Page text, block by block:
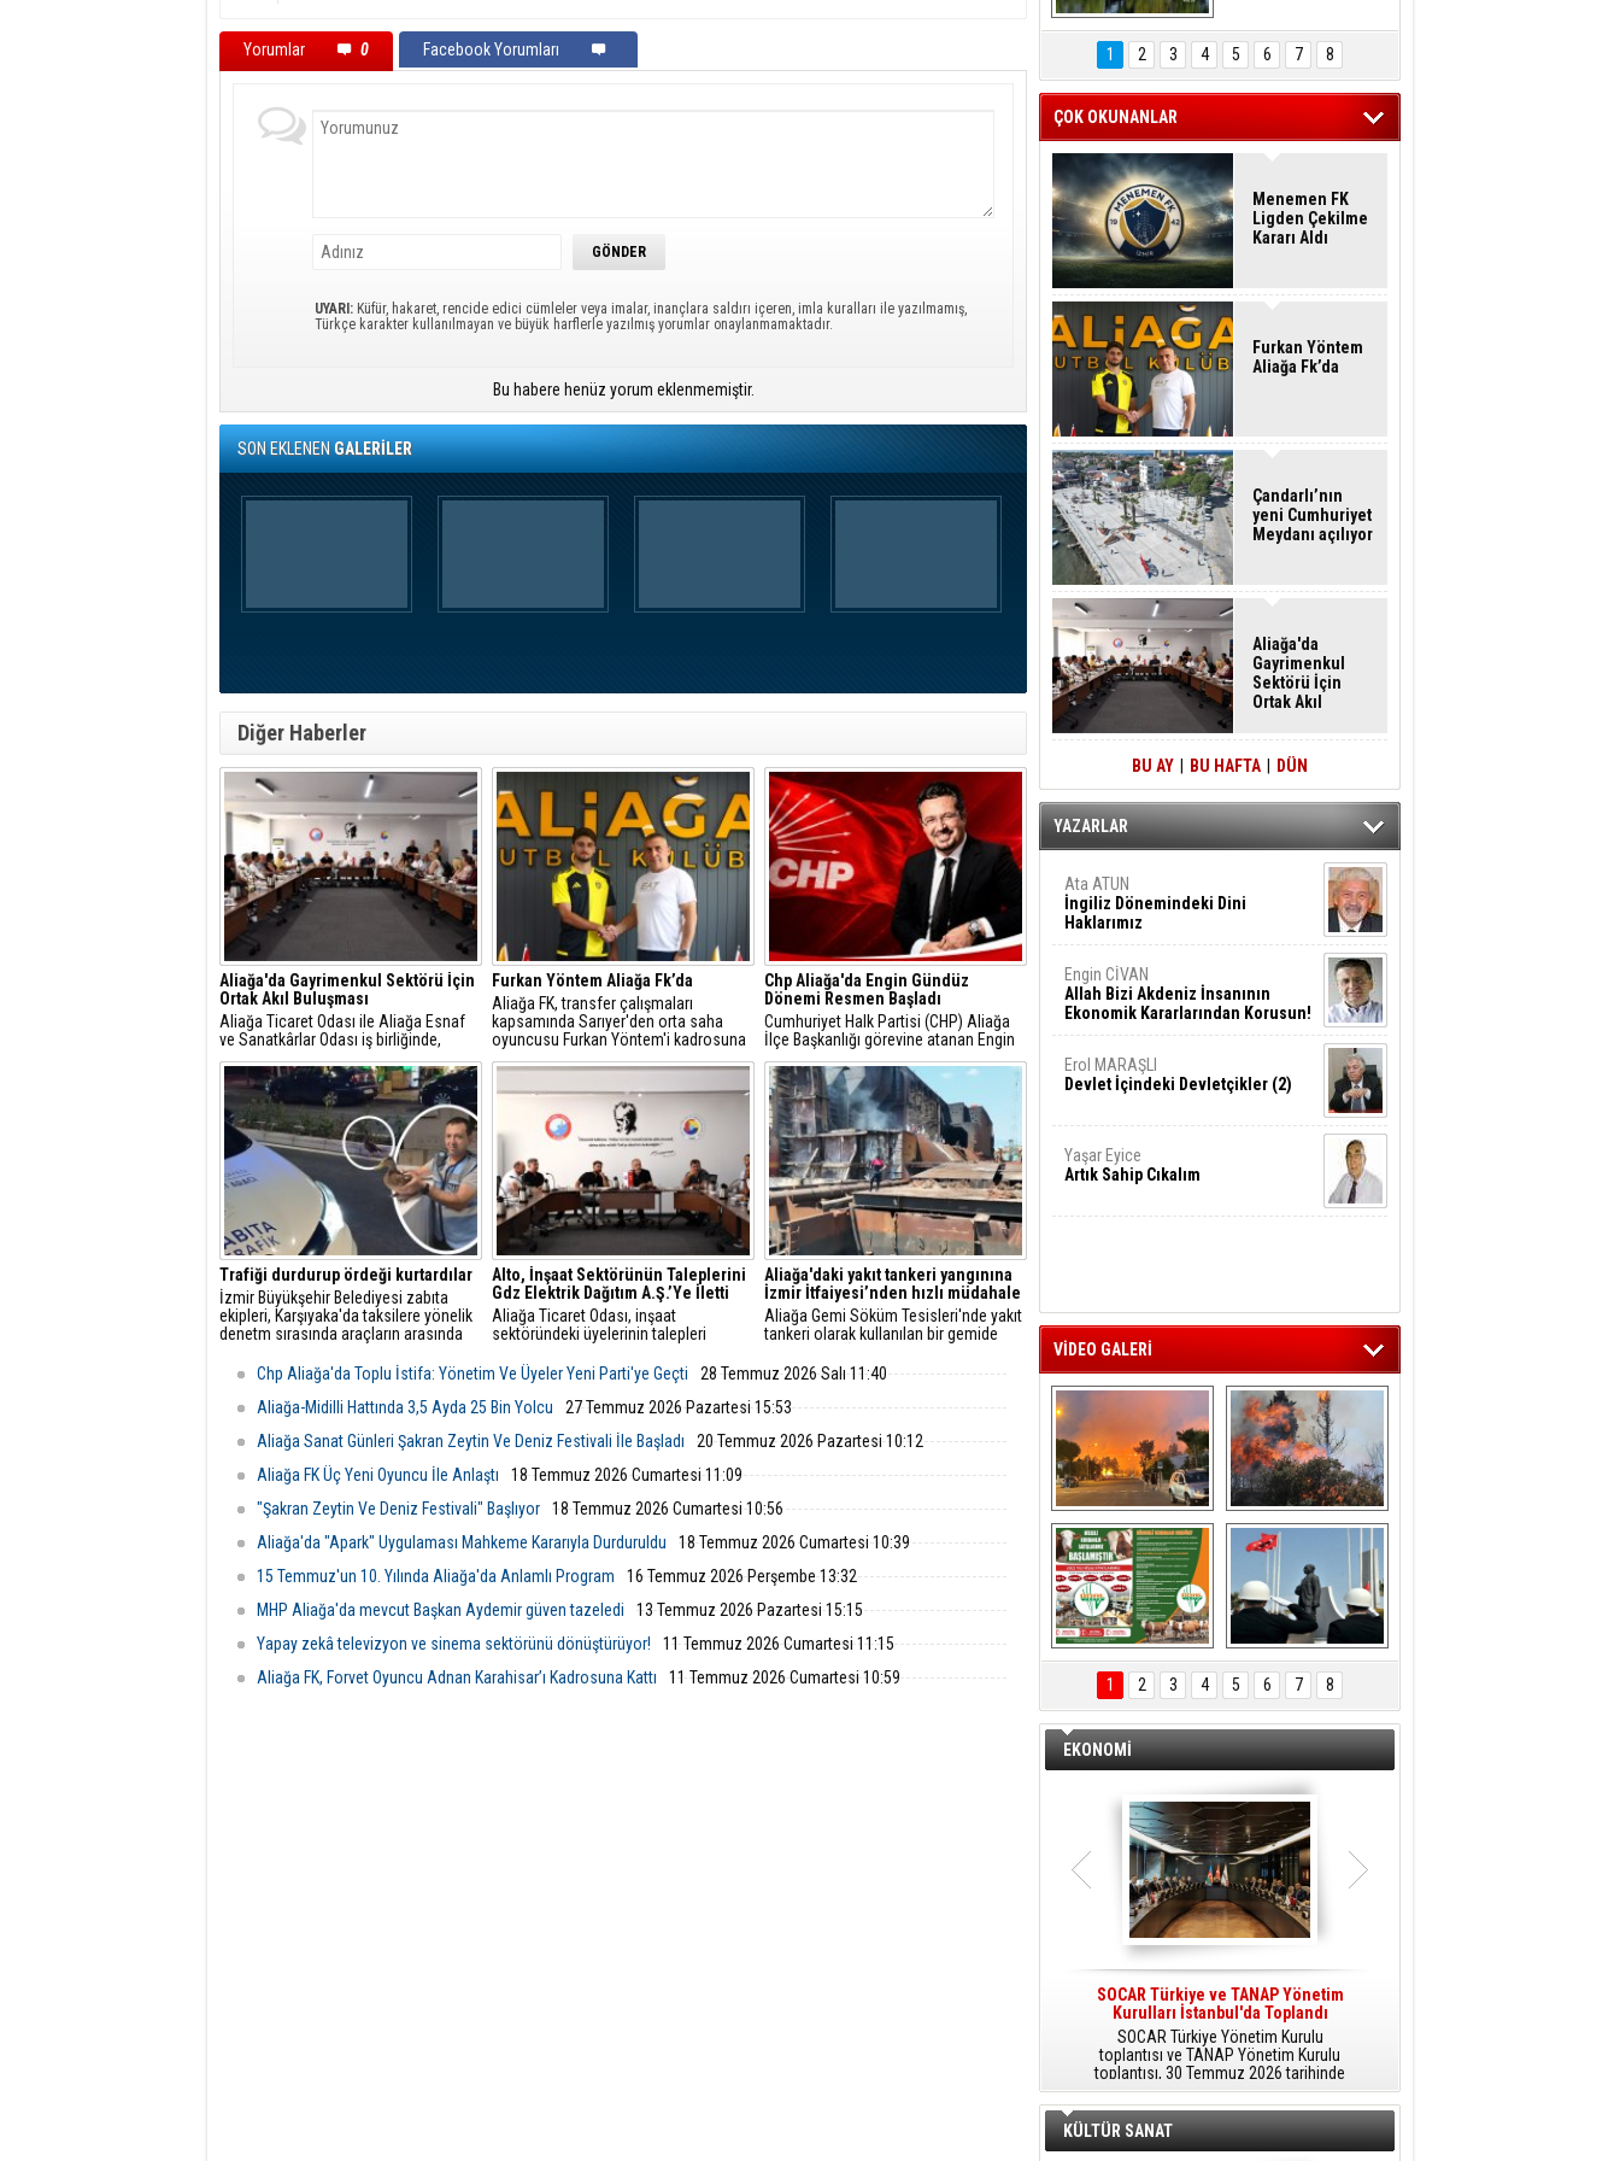
Yorumlar 0 Facebook Yorumları
UYARI: Küfür, hakaret, rencide edici cümleler veya imalar, inançlara saldırı içeren, imla kuralları ile yazılmamış,
Türkçe karakter kullanılmayan ve büyük harflerle yazılmış yorumlar onaylanmamaktadır.
Bu habere henüz yorum eklenmemiştir.
SON EKLENENGALERİLER
Diğer Haberler
Aliağa'da Gayrimenkul Sektörü İçin
Ortak Akıl Buluşması
Aliağa Ticaret Odası ile Aliağa Esnaf
ve Sanatkârlar Odası iş birliğinde,
ilçede faaliyet gösteren gayrimenkul
danışmanlarıyla sektörel istişare
toplantısı gerçekleştirildi.
Furkan Yöntem Aliağa Fk’da
​Aliağa FK, transfer çalışmaları
kapsamında Sarıyer'den orta saha
oyuncusu Furkan Yöntem'i kadrosuna
dâhil etti.
Chp Aliağa'da Engin Gündüz
Dönemi Resmen Başladı
Cumhuriyet Halk Partisi (CHP) Aliağa
İlçe Başkanlığı görevine atanan Engin
Gündüz, sosyal medya hesabından
yaptığı açıklamayla yeni döneme ilişkin
mesajlar verdi.
Trafiği durdurup ördeği kurtardılar
İzmir Büyükşehir Belediyesi zabıta
ekipleri, Karşıyaka'da taksilere yönelik
denetm sırasında araçların arasında
trafiği durdurdu.
Alto, İnşaat Sektörünün Taleplerini
Gdz Elektrik Dağıtım A.Ş.’Ye İletti
Aliağa Ticaret Odası, inşaat
sektöründeki üyelerinin talepleri
yetkilileriyle toplantı düzenledi.
Görüşmede sayaç panosu ve enerji
odası düzenlemeleriyle ilgili yeni
değerlendirildi.
Aliağa'daki yakıt tankeri yangınına
İzmir İtfaiyesi’nden hızlı müdahale
Aliağa Gemi Söküm Tesisleri'nde yakıt
tankeri olarak kullanılan bir gemide
Belediyesi İtfaiye Dairesi Başkanlığı
ulaştı.
Chp Aliağa'da Toplu İstifa: Yönetim Ve Üyeler Yeni Parti'ye Geçti
28 Temmuz 2026 Salı 11:40
Aliağa-Midilli Hattında 3,5 Ayda 25 Bin Yolcu
27 Temmuz 2026 Pazartesi 15:53
Aliağa Sanat Günleri Şakran Zeytin Ve Deniz Festivali İle Başladı
20 Temmuz 2026 Pazartesi 10:12
Aliağa FK Üç Yeni Oyuncu İle Anlaştı
18 Temmuz 2026 Cumartesi 11:09
"Şakran Zeytin Ve Deniz Festivali" Başlıyor
18 Temmuz 2026 Cumartesi 10:56
Aliağa'da "Apark" Uygulaması Mahkeme Kararıyla Durduruldu
18 Temmuz 2026 Cumartesi 10:39
15 Temmuz'un 10. Yılında Aliağa'da Anlamlı Program
16 Temmuz 2026 Perşembe 13:32
MHP Aliağa'da mevcut Başkan Aydemir güven tazeledi
13 Temmuz 2026 Pazartesi 15:15
Yapay zekâ televizyon ve sinema sektörünü dönüştürüyor!
11 Temmuz 2026 Cumartesi 11:15
Aliağa FK, Forvet Oyuncu Adnan Karahisar’ı Kadrosuna Kattı
11 Temmuz 2026 Cumartesi 10:59
Hasan Eser'in
Objektifinden
1 2 3 4 5 6 7 8
ÇOK OKUNANLAR
Menemen FK
Ligden Çekilme
Kararı Aldı
Furkan Yöntem
Aliağa Fk’da
Çandarlı’nın
yeni Cumhuriyet
Meydanı açılıyor
Aliağa'da
Gayrimenkul
Sektörü İçin
Ortak Akıl
BU AY BU HAFTA DÜN
YAZARLAR
Ata ATUN
İngiliz Dönemindeki Dini
Haklarımız
Engin CİVAN
Allah Bizi Akdeniz İnsanının
Ekonomik Kararlarından Korusun!
Erol MARAŞLI
Devlet İçindeki Devletçikler (2)
Yaşar Eyice
Artık Sahip Cıkalım
VİDEO GALERİ
Aliağa ‘da  otluk
alanda çıkan
yangın evlere
sıçramadan
söndürüldü
Aliağa'nın Ciğerleri
ÖNAL TARIM
TANITIM FİLMİ
Aliağa'da Polis
Haftası Kutlandı
1 2 3 4 5 6 7 8
EKONOMİ
SOCAR Türkiye ve TANAP Yönetim
Kurulları İstanbul'da Toplandı
SOCAR Türkiye Yönetim Kurulu
toplantısı ve TANAP Yönetim Kurulu
toplantısı, 30 Temmuz 2026 tarihinde
İstanbul’da gerçekleştirildi.
hidrojen teknolojileri alanında yenilikçi
projelere öncülük ediyor.
KÜLTÜR SANAT